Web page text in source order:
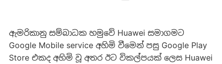
ඇමරිකානු සම්බාධක හමුවේ Huawei සමාගමට
Google Mobile service අහිමි වීමෙන් පසු Google Play
Store එකද අහිමි වූ අතර ඊට විකල්පයක් ලෙස Huawei